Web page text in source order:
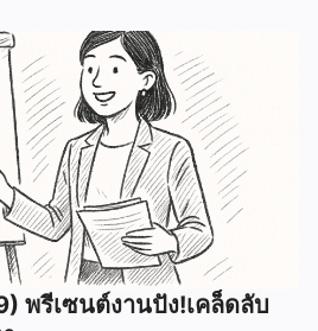
พรีเซนต์งานปัง!เคล็ดลับ